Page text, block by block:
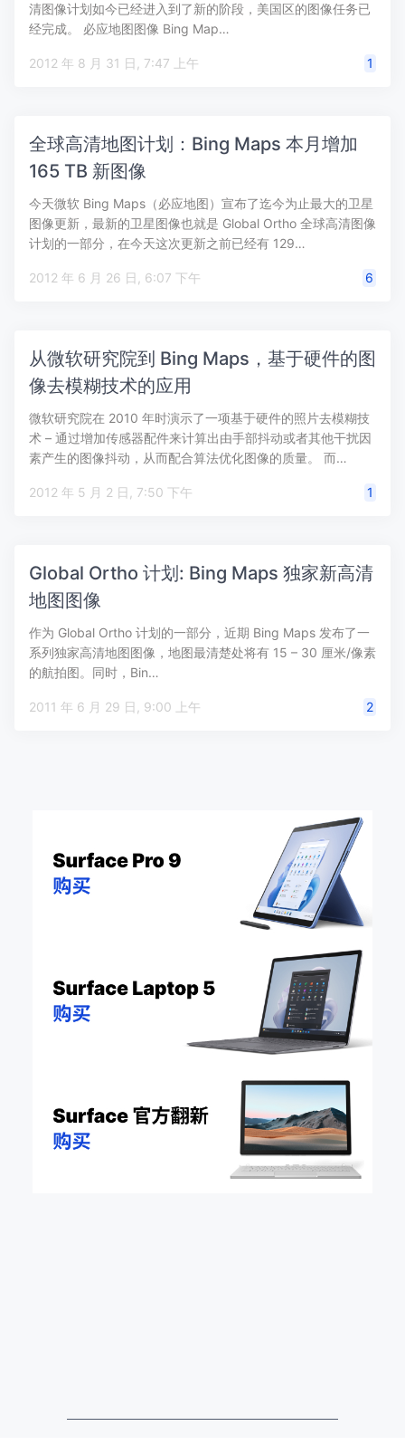
清图像计划如今已经进入到了新的阶段，美国区的图像任务已
经完成。 必应地图图像 Bing Map…
2012 年 8 月 31 日, 7:47 上午 1
全球高清地图计划：Bing Maps 本月增加
165 TB 新图像
今天微软 Bing Maps（必应地图）宣布了迄今为止最大的卫星
图像更新，最新的卫星图像也就是 Global Ortho 全球高清图像
计划的一部分，在今天这次更新之前已经有 129…
2012 年 6 月 26 日, 6:07 下午 6
从微软研究院到 Bing Maps，基于硬件的图
像去模糊技术的应用
微软研究院在 2010 年时演示了一项基于硬件的照片去模糊技
术 – 通过增加传感器配件来计算出由手部抖动或者其他干扰因
素产生的图像抖动，从而配合算法优化图像的质量。 而…
2012 年 5 月 2 日, 7:50 下午 1
Global Ortho 计划: Bing Maps 独家新高清
地图图像
作为 Global Ortho 计划的一部分，近期 Bing Maps 发布了一
系列独家高清地图图像，地图最清楚处将有 15 – 30 厘米/像素
的航拍图。同时，Bin…
2011 年 6 月 29 日, 9:00 上午 2